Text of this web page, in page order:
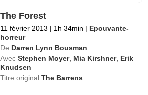
The Forest
11 février 2013 | 1h 34min | Epouvante-
horreur
De Darren Lynn Bousman
Avec Stephen Moyer, Mia Kirshner, Erik
Knudsen
Titre originalThe Barrens